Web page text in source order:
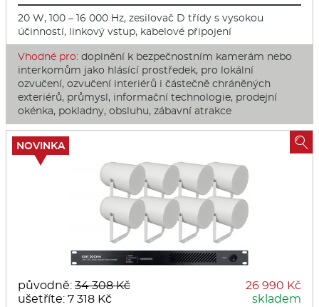
20 W, 100 – 16 000 Hz, zesilovač D třídy s vysokou
účinností, linkový vstup, kabelové připojení
Vhodné pro: doplnění k bezpečnostním kamerám nebo
interkomům jako hlásící prostředek, pro lokální
ozvučení, ozvučení interiérů i částečně chráněných
exteriérů, průmysl, informační technologie, prodejní
okénka, pokladny, obsluhu, zábavní atrakce
původně: 34 308 Kč
ušetříte: 7 318 Kč
26 990 Kč
skladem
NOVINKA 